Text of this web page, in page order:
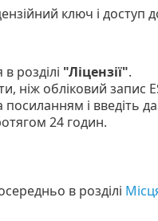
ключ і доступ
розділі "Ліцензії".
ніж обліковий запис
і введіть
24 годин.
в розділі